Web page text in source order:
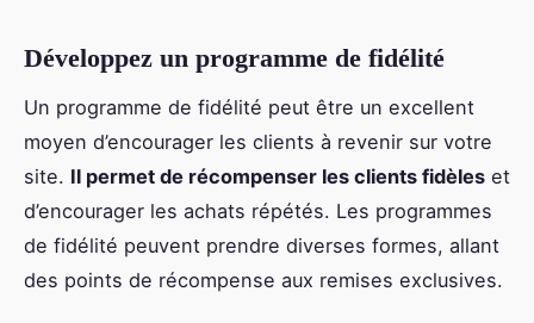
Développez un programme de fidélité
Un programme de fidélité peut être un excellent
moyen d’encourager les clients à revenir sur votre
site. Il permet de récompenser les clients fidèles et
d’encourager les achats répétés. Les programmes
de fidélité peuvent prendre diverses formes, allant
des points de récompense aux remises exclusives.